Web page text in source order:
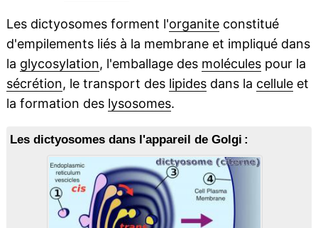
Les dictyosomes forment l'organiteconstitué
d'empilements liés à la membrane et impliqué dans
la glycosylation, l'emballage des moléculespour la
sécrétion, le transport des lipidesdans la celluleet
la formation des lysosomes.
Les dictyosomes dans l'appareil de Golgi :